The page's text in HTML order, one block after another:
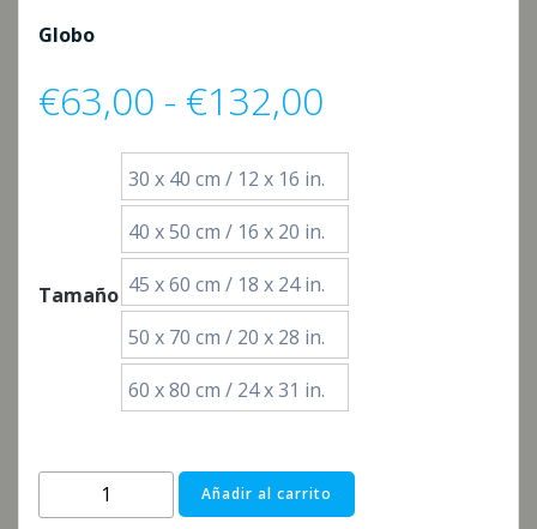
Globo
€63,00 - €132,00
de
precios:
desde
€63,00
hasta
€132,00
Tamaño
30 x 40 cm / 12 x 16 in.
40 x 50 cm / 16 x 20 in.
45 x 60 cm / 18 x 24 in.
50 x 70 cm / 20 x 28 in.
60 x 80 cm / 24 x 31 in.
cantidad
Añadir al carrito